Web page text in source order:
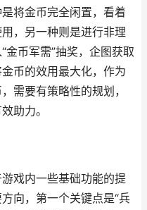
将金币完全闲置，看着
，另一种则是进行非理
金币军需”抽奖，企图获取
币的效用最大化，作为
需要有策略性的规划，
助力。
戏内一些基础功能的提
向，第一个关键点是“兵